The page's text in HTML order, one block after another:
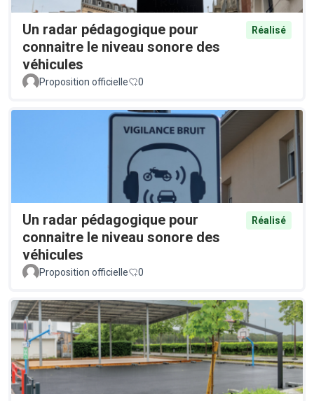
Un radar pédagogique pour
connaitre le niveau sonore des
véhicules
Réalisé
Proposition officielle 0
Un radar pédagogique pour
connaitre le niveau sonore des
véhicules
Réalisé
Proposition officielle 0